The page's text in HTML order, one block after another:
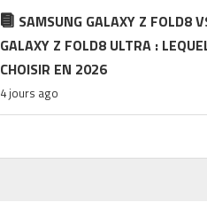
SAMSUNG GALAXY Z FOLD8
GALAXY Z FOLD8 ULTRA :
CHOISIR EN 2026
4 jours ago